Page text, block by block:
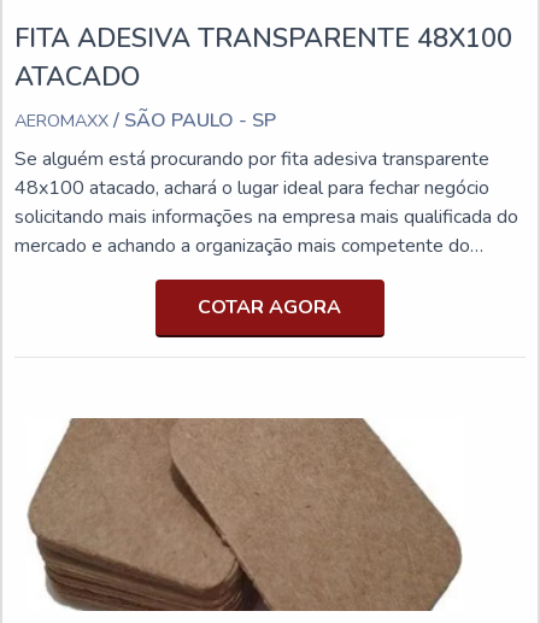
FITA ADESIVA TRANSPARENTE 48X100
ATACADO
AEROMAXX / SÃO PAULO - SP
Se alguém está procurando por fita adesiva transparente
48x100 atacado, achará o lugar ideal para fechar negócio
solicitando mais informações na empresa mais qualificada do
mercado e achando a organização mais competente do
ramo.MAIS DETALHES SOBRE A FITA ADESIVA
TRANSPARENTE 48X100 ATACADOQuem procura por fita
adesiva transparente 48x100 atacado em uma empresa
altamente qualificada, descobre o site da Aeromaxx. A
COTAR AGORA